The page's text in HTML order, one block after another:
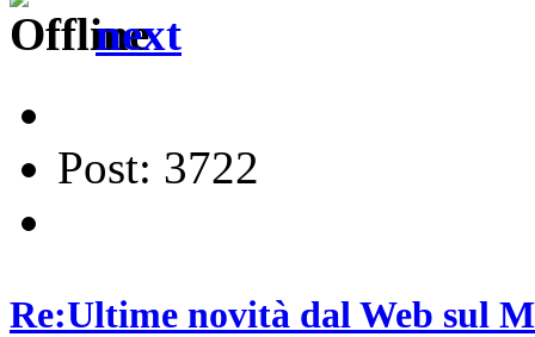
next
Post: 3722
Re:Ultime novità dal Web sul